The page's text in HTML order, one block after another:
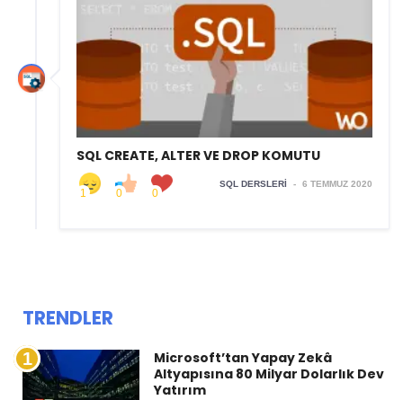
SQL CREATE, ALTER VE DROP KOMUTU
1 0 0
SQL DERSLERI - 6 TEMMUZ 2020
TRENDLER
1
Microsoft’tan Yapay Zekâ
Altyapısına 80 Milyar Dolarlık Dev
Yatırım